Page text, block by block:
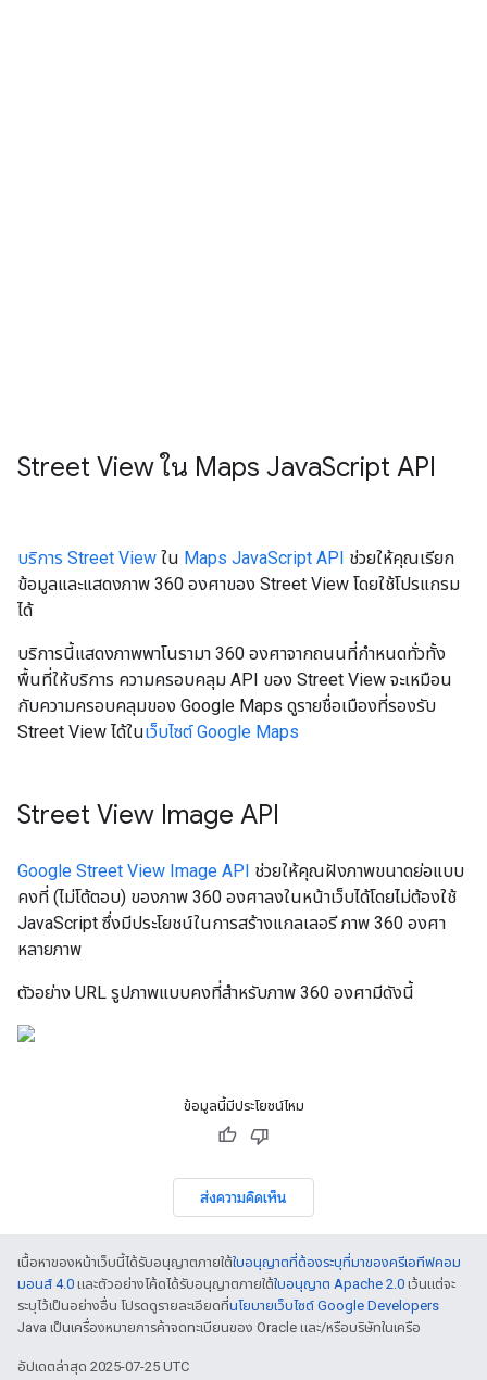
Street View ใน Maps JavaScript API
บริการ Street View ใน Maps JavaScript API ช่วยให้คุณเรียก
ข้อมูลและแสดงภาพ 360 องศาของ Street View โดยใช้โปรแกรม
ได้
บริการนี้แสดงภาพพาโนรามา 360 องศาจากถนนที่กำหนดทั่วทั้ง
พื้นที่ให้บริการ ความครอบคลุม API ของ Street View จะเหมือน
กับความครอบคลุมของ Google Maps ดูรายชื่อเมืองที่รองรับ
Street View ได้ในเว็บไซต์ Google Maps
Street View Image API
Google Street View Image API ช่วยให้คุณฝังภาพขนาดย่อแบบ
คงที่ (ไม่โต้ตอบ) ของภาพ 360 องศาลงในหน้าเว็บได้โดยไม่ต้องใช้
JavaScript ซึ่งมีประโยชน์ในการสร้างแกลเลอรี ภาพ 360 องศา
หลายภาพ
ตัวอย่าง URL รูปภาพแบบคงที่สำหรับภาพ 360 องศามีดังนี้
ข้อมูลนี้มีประโยชน์ไหม
ส่งความคิดเห็น
เนื้อหาของหน้าเว็บนี้ได้รับอนุญาตภายใต้ใบอนุญาตที่ต้องระบุที่มาของครีเอทีฟคอม
มอนส์ 4.0 และตัวอย่างโค้ดได้รับอนุญาตภายใต้ใบอนุญาต Apache 2.0 เว้นแต่จะ
ระบุไว้เป็นอย่างอื่น โปรดดูรายละเอียดที่นโยบายเว็บไซต์ Google Developers
Java เป็นเครื่องหมายการค้าจดทะเบียนของ Oracle และ/หรือบริษัทในเครือ
อัปเดตล่าสุด 2025-07-25 UTC